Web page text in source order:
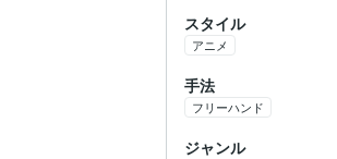
スタイル
アニメ
手法
フリーハンド
ジャンル